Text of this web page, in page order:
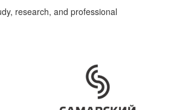
research, and professional